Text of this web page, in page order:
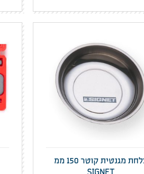
צלחת מגנטית קוטר 150 ממ